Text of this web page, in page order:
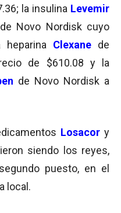
la insulina Levemir
Novo Nordisk cuyo
Clexane de
de $610.08 y la
de Novo Nordisk a
Losacor y
siendo los reyes,
puesto, en el
local.